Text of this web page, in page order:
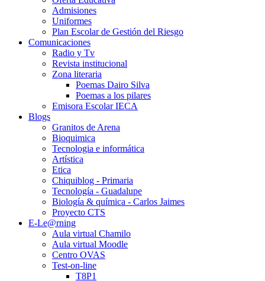
Admisiones
Uniformes
Plan Escolar de Gestión del Riesgo
Comunicaciones
Radio y Tv
Revista institucional
Zona literaria
Poemas Dairo Silva
Poemas a los pilares
Emisora Escolar IECA
Blogs
Granitos de Arena
Bioquimica
Tecnologia e informática
Artística
Etica
Chiquiblog - Primaria
Tecnología - Guadalupe
Biología & química - Carlos Jaimes
Proyecto CTS
E-Le@rning
Aula virtual Chamilo
Aula virtual Moodle
Centro OVAS
Test-on-line
T8P1